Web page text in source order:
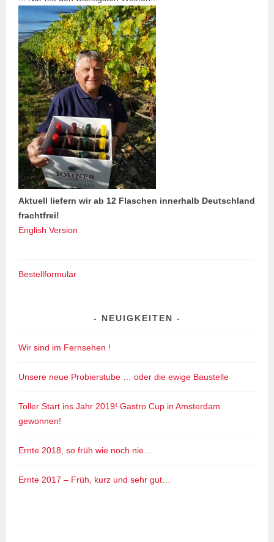
Aktuell liefern wir ab 12 Flaschen innerhalb Deutschland
frachtfrei!
English Version
Bestellformular
NEUIGKEITEN
Wir sind im Fernsehen !
Unsere neue Probierstube … oder die ewige Baustelle
Toller Start ins Jahr 2019! Gastro Cup in Amsterdam
gewonnen!
Ernte 2018, so früh wie noch nie…
Ernte 2017 – Früh, kurz und sehr gut…